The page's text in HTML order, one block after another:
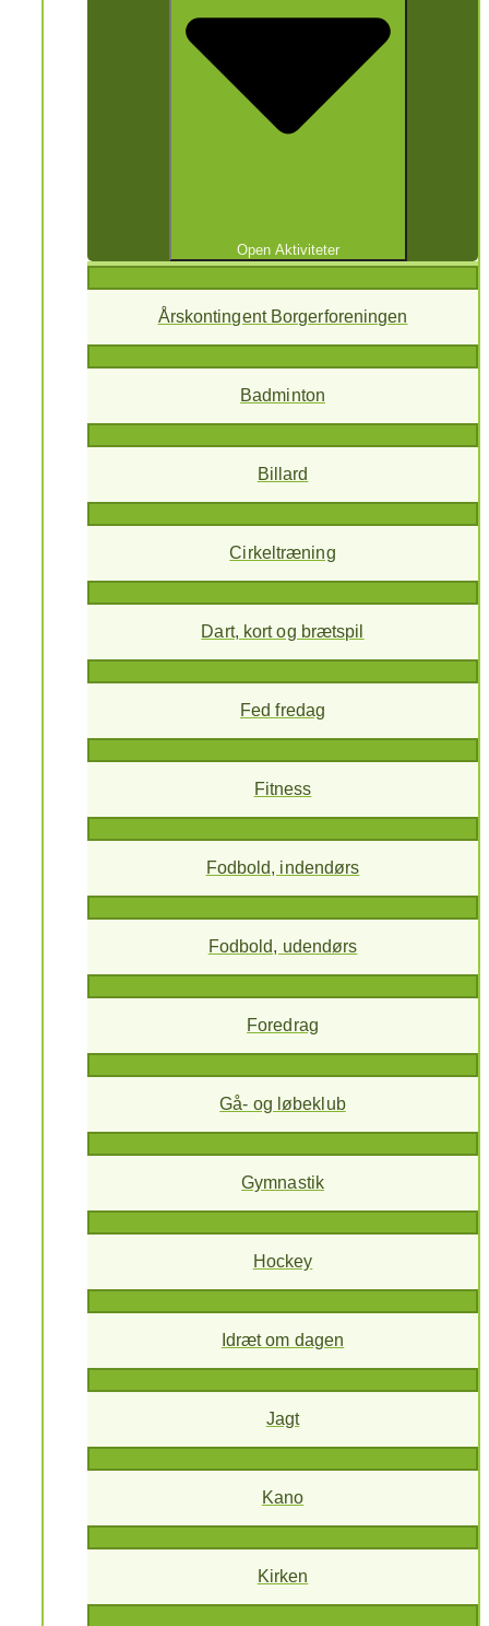
Open Aktiviteter
Årskontingent Borgerforeningen
Badminton
Billard
Cirkeltræning
Dart, kort og brætspil
Fed fredag
Fitness
Fodbold, indendørs
Fodbold, udendørs
Foredrag
Gå- og løbeklub
Gymnastik
Hockey
Idræt om dagen
Jagt
Kano
Kirken